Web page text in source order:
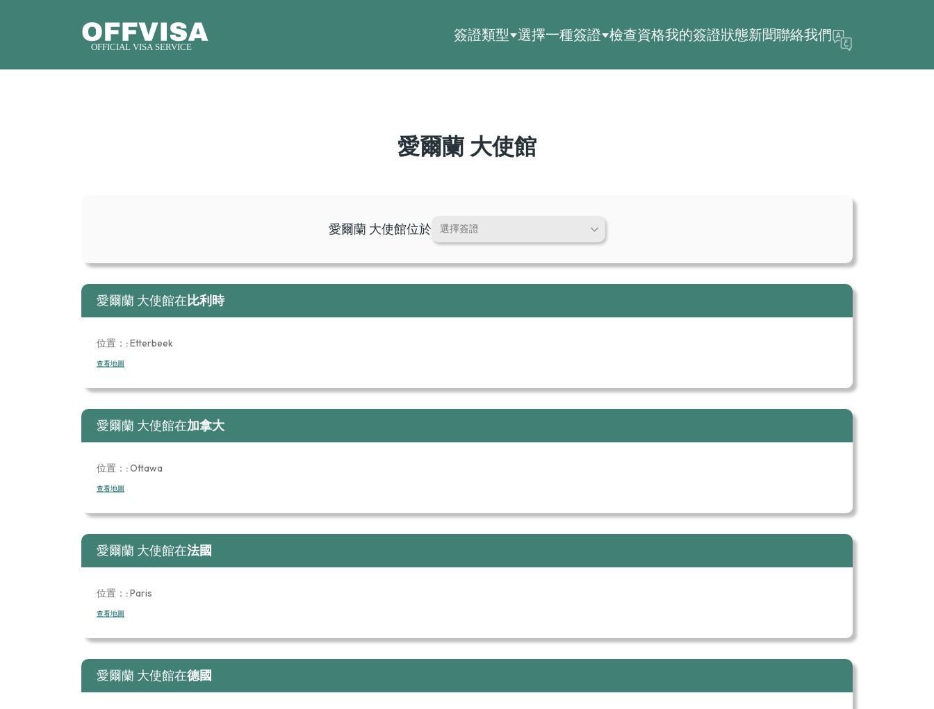
簽證類型 選擇一種簽證 檢查資格我的簽證狀態新聞聯絡我們
愛爾蘭 大使館
愛爾蘭 大使館位於
愛爾蘭 大使館在比利時
位置：:Etterbeek
查看地圖
愛爾蘭 大使館在加拿大
位置：:Ottawa
查看地圖
愛爾蘭 大使館在法國
位置：:Paris
查看地圖
愛爾蘭 大使館在德國